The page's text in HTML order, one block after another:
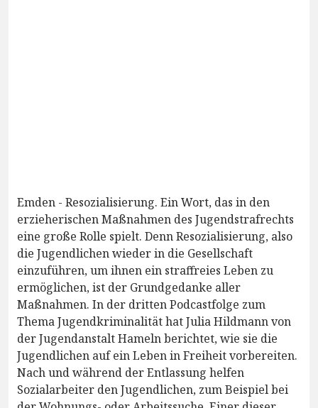
Emden - Resozialisierung. Ein Wort, das in den
erzieherischen Maßnahmen des Jugendstrafrechts
eine große Rolle spielt. Denn Resozialisierung, also
die Jugendlichen wieder in die Gesellschaft
einzuführen, um ihnen ein straffreies Leben zu
ermöglichen, ist der Grundgedanke aller
Maßnahmen. In der dritten Podcastfolge zum
Thema Jugendkriminalität hat Julia Hildmann von
der Jugendanstalt Hameln berichtet, wie sie die
Jugendlichen auf ein Leben in Freiheit vorbereiten.
Nach und während der Entlassung helfen
Sozialarbeiter den Jugendlichen, zum Beispiel bei